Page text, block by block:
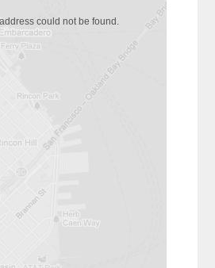
could not be found.